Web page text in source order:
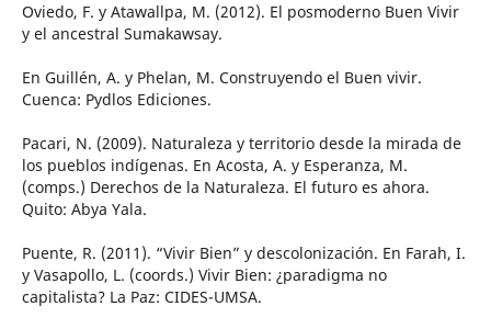
Oviedo, F. y Atawallpa, M. (2012). El posmoderno Buen Vivir
y el ancestral Sumakawsay.
En Guillén, A. y Phelan, M. Construyendo el Buen vivir.
Cuenca: Pydlos Ediciones.
Pacari, N. (2009). Naturaleza y territorio desde la mirada de
los pueblos indígenas. En Acosta, A. y Esperanza, M.
(comps.) Derechos de la Naturaleza. El futuro es ahora.
Quito: Abya Yala.
Puente, R. (2011). “Vivir Bien” y descolonización. En Farah, I.
y Vasapollo, L. (coords.) Vivir Bien: ¿paradigma no
capitalista? La Paz: CIDES-UMSA.